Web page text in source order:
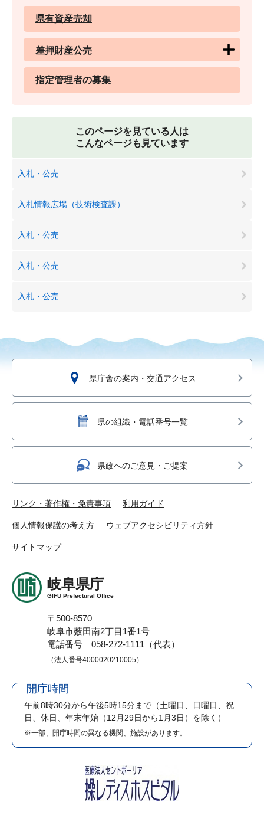
県有資産売却
差押財産公売
指定管理者の募集
このページを見ている人は
こんなページも見ています
入札・公売
入札情報広場（技術検査課）
入札・公売
入札・公売
入札・公売
県庁舎の案内・交通アクセス
県の組織・電話番号一覧
県政へのご意見・ご提案
リンク・著作権・免責事項 利用ガイド
個人情報保護の考え方 ウェブアクセシビリティ方針
サイトマップ
岐阜県庁
GIFU Prefectural Office
〒500-8570
岐阜市薮田南2丁目1番1号
電話番号 058-272-1111（代表）
（法人番号4000020210005）
開庁時間
午前8時30分から午後5時15分まで （土曜日、日曜日、祝
日、休日、年末年始（12月29日から1月3日）を除く）
※一部、開庁時間の異なる機関、施設があります。